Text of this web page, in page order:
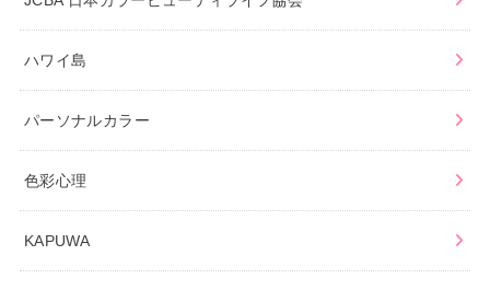
ハワイ島
パーソナルカラー
色彩心理
KAPUWA